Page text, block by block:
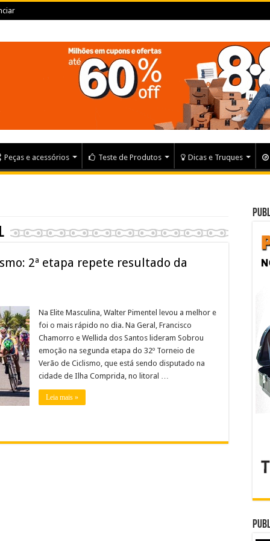
Peças e acessórios Teste de Produtos Dicas e Truques
2ª etapa repete resultado da
Na Elite Masculina, Walter Pimentel levou a melhor e
foi o mais rápido no dia. Na Geral, Francisco
Chamorro e Wellida dos Santos lideram Sobrou
emoção na segunda etapa do 32º Torneio de
Verão de Ciclismo, que está sendo disputado na
cidade de Ilha Comprida, no litoral …
Leia mais »